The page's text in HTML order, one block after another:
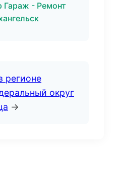
Гараж - Ремонт
регионе
округ
→